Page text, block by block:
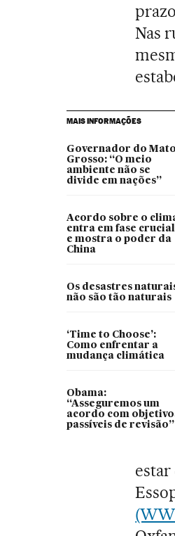
Nas
MAIS INFORMAÇÕES
Governador do Mato
Grosso: “O meio
ambiente não se
divide em nações”
Acordo sobre o
entra em fase crucial
e mostra o poder da
China
Os desastres
não são tão naturais
‘Time to Choose’:
Como enfrentar a
mudança climática
Obama:
“Asseguremos um
acordo com
passíveis de revisão”
estar